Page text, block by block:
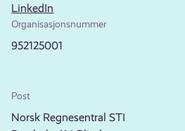
LinkedIn
Organisasjonsnummer
952125001
Post
Norsk Regnesentral STI